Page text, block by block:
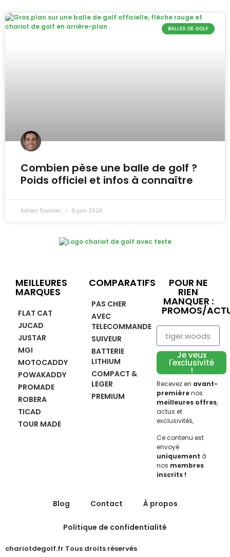
BALLES DE GOLF
Combien pèse une balle de golf ?
Poids officiel et infos à connaître
Adrien Tournier 8 juin 2026
MEILLEURES
MARQUES
FLAT CAT
JUCAD
JUSTAR
MGI
MOTOCADDY
POWAKADDY
PROMADE
ROBERA
TICAD
TOUR MADE
COMPARATIFS
PAS CHER
AVEC
TELECOMMANDE
SUIVEUR
BATTERIE
LITHIUM
COMPACT &
LEGER
PREMIUM
POUR NE
RIEN
MANQUER :
PROMOS/
Je veux
l'exclusivité
!
Recevez en avant-
premièrenos
meilleures offres,
actus et
exclusivités,
Ce contenu est
envoyé
uniquement à
nos membres
inscrits !
chariotdegolf.fr Tous droits réservés
Blog Contact À propos
Politique de confidentialité